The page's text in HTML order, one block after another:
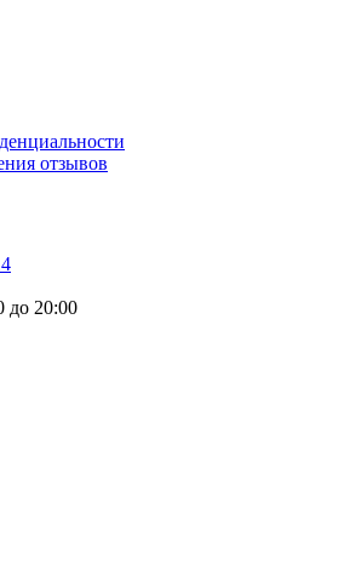
отзывов
до 20:00